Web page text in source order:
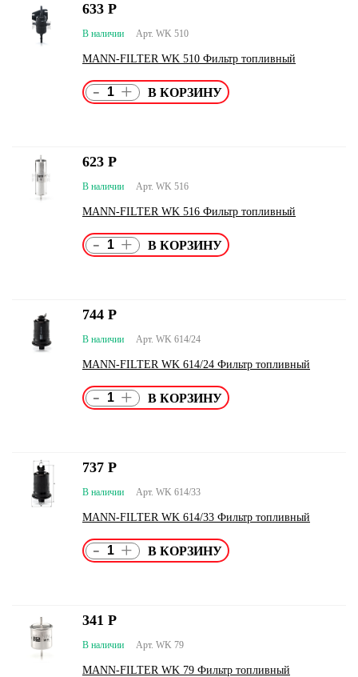
Арт. WK 510
В наличии
MANN-FILTER WK 510 Фильтр топливный
633 Р
- +
Арт. WK 516
В наличии
MANN-FILTER WK 516 Фильтр топливный
623 Р
- +
Арт. WK 614/24
В наличии
MANN-FILTER WK 614/24 Фильтр топливный
744 Р
- +
Арт. WK 614/33
В наличии
MANN-FILTER WK 614/33 Фильтр топливный
737 Р
- +
Арт. WK 79
В наличии
MANN-FILTER WK 79 Фильтр топливный
341 Р